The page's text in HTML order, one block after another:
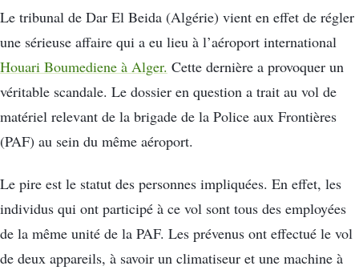
Le tribunal de Dar El Beida (Algérie) vient en effet de régler
une sérieuse affaire qui a eu lieu à l’aéroport international
Houari Boumediene à Alger. Cette dernière a provoquer un
véritable scandale. Le dossier en question a trait au vol de
matériel relevant de la brigade de la Police aux Frontières
(PAF) au sein du même aéroport.
Le pire est le statut des personnes impliquées. En effet, les
individus qui ont participé à ce vol sont tous des employées
de la même unité de la PAF. Les prévenus ont effectué le vol
de deux appareils, à savoir un climatiseur et une machine à